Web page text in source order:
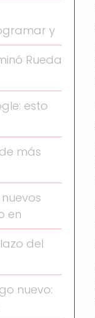
y
Rueda
esto
más
en
del
nuevo: